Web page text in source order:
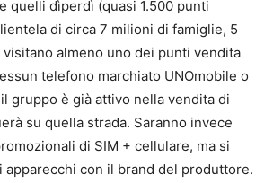
quelli dìperdì (quasi 1.500 punti
di circa 7 milioni di famiglie, 5
almeno uno dei punti vendita
telefono marchiato UNOmobile o
gruppo è già attivo nella vendita di
su quella strada. Saranno invece
di SIM + cellulare, ma si
apparecchi con il brand del produttore.